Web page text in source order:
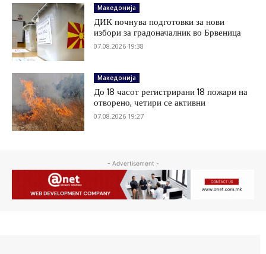
Македонија
ДИК почнува подготовки за нови
избори за градоначалник во Брвеница
07.08.2026 19:38
Македонија
До 18 часот регистрирани 18 пожари на
отворено, четири се активни
07.08.2026 19:27
- Advertisement -